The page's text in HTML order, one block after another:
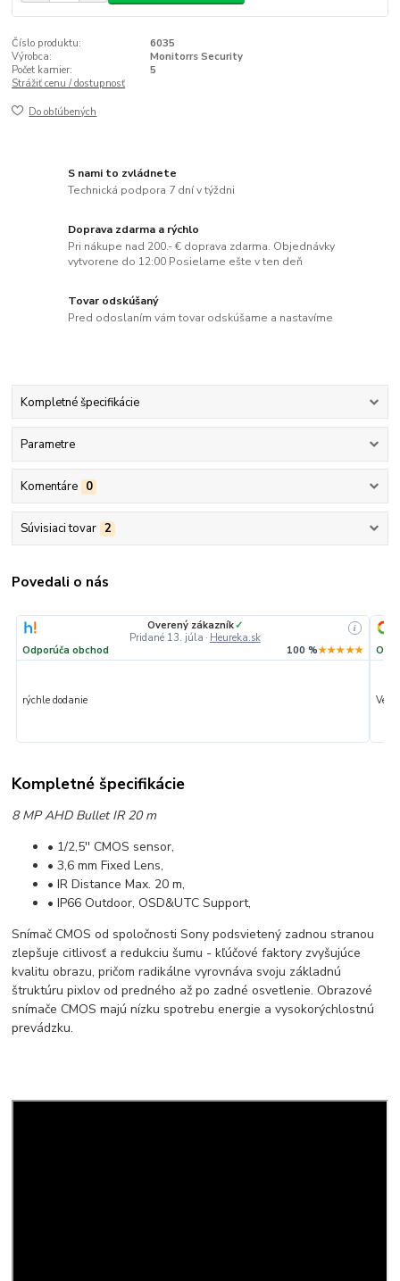
Číslo produktu:
6035
Výrobca:
Monitorrs Security
Počet kamier:
5
Strážiť cenu / dostupnosť
Do obľúbených
S nami to zvládnete
Technická podpora 7 dní v týždni
Doprava zdarma a rýchlo
Pri nákupe nad 200.- € doprava zdarma. Objednávky
vytvorene do 12:00 Posielame ešte v ten deň
Tovar odskúšaný
Pred odoslaním vám tovar odskúšame a nastavíme
Kompletné špecifikácie
Parametre
Komentáre 0
Súvisiaci tovar 2
Povedali o nás
Overený zákazník✓
Pridané 13. júla · Heureka.sk
i
Odporúča obchod 100 %★★★★★
rýchle dodanie
Kompletné špecifikácie
8 MP AHD Bullet IR 20 m
• 1/2,5'' CMOS sensor,
• 3,6 mm Fixed Lens,
• IR Distance Max. 20 m,
• IP66 Outdoor, OSD&UTC Support,
Snímač CMOS od spoločnosti Sony podsvietený zadnou stranou
zlepšuje citlivosť a redukciu šumu - kľúčové faktory zvyšujúce
kvalitu obrazu, pričom radikálne vyrovnáva svoju základnú
štruktúru pixlov od predného až po zadné osvetlenie. Obrazové
snímače CMOS majú nízku spotrebu energie a vysokorýchlostnú
prevádzku.